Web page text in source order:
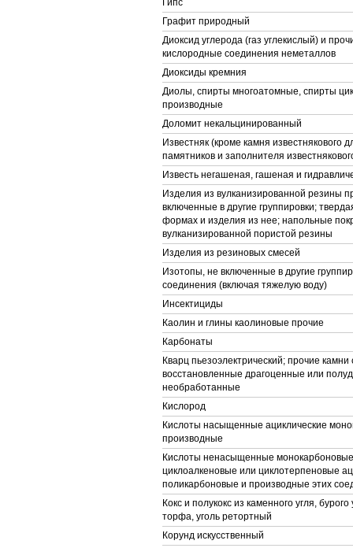
Гипс
Графит природный
Диоксид углерода (газ углекислый) и
кислородные соединения неметаллов
Диоксиды кремния
Диолы, спирты многоатомные, спирты
производные
Доломит некальцинированный
Известняк (кроме камня известнякового
памятников и заполнителя
Известь негашеная, гашеная и
Изделия из вулканизированной резины
включенные в другие группировки;
формах и изделия из нее; напольные
вулканизированной пористой резины
Изделия из резиновых смесей
Изотопы, не включенные в другие
соединения (включая тяжелую воду)
Инсектициды
Каолин и глины каолиновые прочие
Карбонаты
Кварц пьезоэлектрический; прочие камни
восстановленные драгоценные или
необработанные
Кислород
Кислоты насыщенные ациклические
производные
Кислоты ненасыщенные
циклоалкеновые или циклотерпеновые
поликарбоновые и производные этих
Кокс и полукокс из каменного угля,
торфа, уголь ретортный
Корунд искусственный